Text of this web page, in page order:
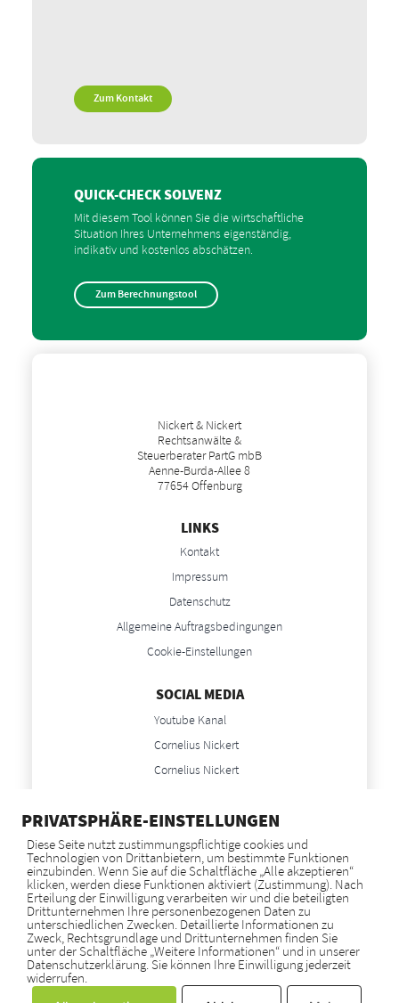
Zum Kontakt
QUICK-CHECK SOLVENZ
Mit diesem Tool können Sie die wirtschaftliche
Situation Ihres Unternehmens eigenständig,
indikativ und kostenlos abschätzen.
Zum Berechnungstool
Nickert & Nickert
Rechtsanwälte &
Steuerberater PartG mbB
Aenne-Burda-Allee 8
77654 Offenburg
LINKS
Kontakt
Impressum
Datenschutz
Allgemeine Auftragsbedingungen
Cookie-Einstellungen
SOCIAL MEDIA
Youtube Kanal
Cornelius Nickert
Cornelius Nickert
Anne Nickert
NEWS
Blog
GOOGLE BEWERTUNGEN
SCHON GESEHEN?
PRIVATSPHÄRE-EINSTELLUNGEN
Diese Seite nutzt zustimmungspflichtige cookies und
Technologien von Drittanbietern, um bestimmte Funktionen
einzubinden. Wenn Sie auf die Schaltfläche „Alle akzeptieren“
klicken, werden diese Funktionen aktiviert (Zustimmung). Nach
Erteilung der Einwilligung verarbeiten wir und die beteiligten
Drittunternehmen Ihre personenbezogenen Daten zu
unterschiedlichen Zwecken. Detaillierte Informationen zu
Zweck, Rechtsgrundlage und Drittunternehmen finden Sie
unter der Schaltfläche „Weitere Informationen“ und in unserer
Datenschutzerklärung. Sie können Ihre Einwilligung jederzeit
widerrufen.